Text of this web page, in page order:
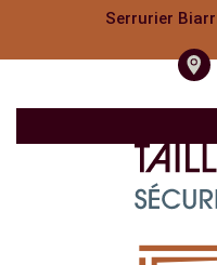
Serrurier